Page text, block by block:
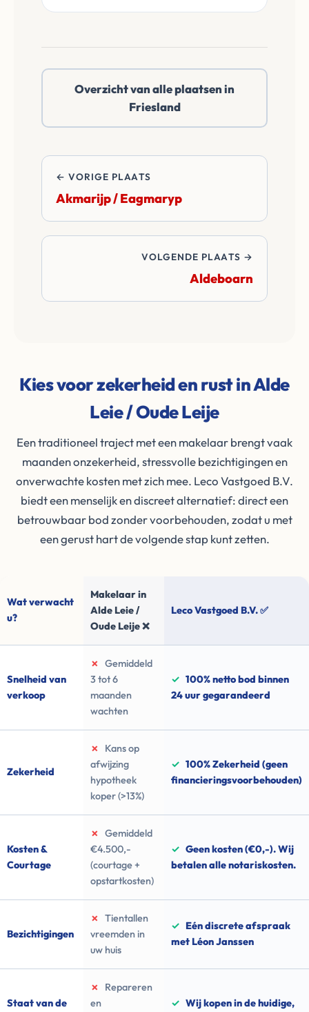
doen een reëel netto
onafhankelijke
Leije of daarbuiten.
Wij betalen alle
overdrachtskosten
en notariskosten van
Overzicht van alle plaatsen in
Friesland
← VORIGE PLAATS
Akmarijp / Eagmaryp
VOLGENDE PLAATS →
Aldeboarn
Kies voor zekerheid en rust in Alde
Leie / Oude Leije
Een traditioneel traject met een makelaar brengt vaak
maanden onzekerheid, stressvolle bezichtigingen en
onverwachte kosten met zich mee. Leco Vastgoed B.V.
biedt een menselijk en discreet alternatief: direct een
betrouwbaar bod zonder voorbehouden, zodat u met
een gerust hart de volgende stap kunt zetten.
Wat verwacht
u?
Makelaar in
Alde Leie /
Oude Leije ❌
Leco Vastgoed B.V. ✅
Snelheid van
verkoop
✗
Gemiddeld
3 tot 6
maanden
wachten
✓ 100% netto bod binnen
24 uur gegarandeerd
Zekerheid
✗
Kans op
afwijzing
hypotheek
koper (>13%)
✓ 100% Zekerheid (geen
financieringsvoorbehouden)
Kosten &
Courtage
✗
Gemiddeld
€4.500,-
(courtage +
opstartkosten)
✓ Geen kosten (€0,-). Wij
betalen alle notariskosten.
Bezichtigingen
✗
Tientallen
vreemden in
uw huis
✓ Eén discrete afspraak
met Léon Janssen
Staat van de
✗
Repareren
en
✓ Wij kopen in de huidige,